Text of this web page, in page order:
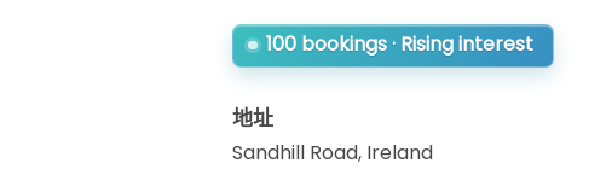
100 bookings · Rising interest
地址
Sandhill Road, Ireland